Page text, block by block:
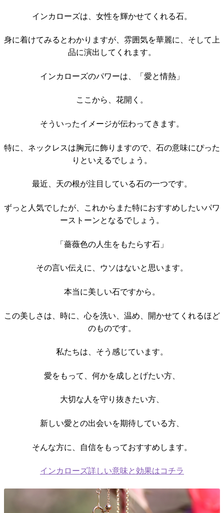
インカローズは、女性を輝かせてくれる石。
身に着けてみるとわかりますが、雰囲気を華麗に、そして上
品に演出してくれます。
インカローズのパワーは、「愛と情熱」
ここから、花開く。
そういったイメージが伝わってきます。
特に、ネックレスは胸元に飾りますので、石の意味にぴった
りといえるでしょう。
最近、天の根が注目している石の一つです。
ずっと人気でしたが、これからまた特におすすめしたいパワ
ーストーンとなるでしょう。
「薔薇色の人生をもたらす石」
その言い伝えに、ウソはないと思います。
本当に美しい石ですから。
この美しさは、時に、心を洗い、温め、開かせてくれるほど
のものです。
私たちは、そう感じています。
愛をもって、何かを成しとげたい方、
大切な人を守り抜きたい方、
新しい愛との出会いを期待している方、
そんな方に、自信をもっておすすめします。
インカローズ詳しい意味と効果はコチラ